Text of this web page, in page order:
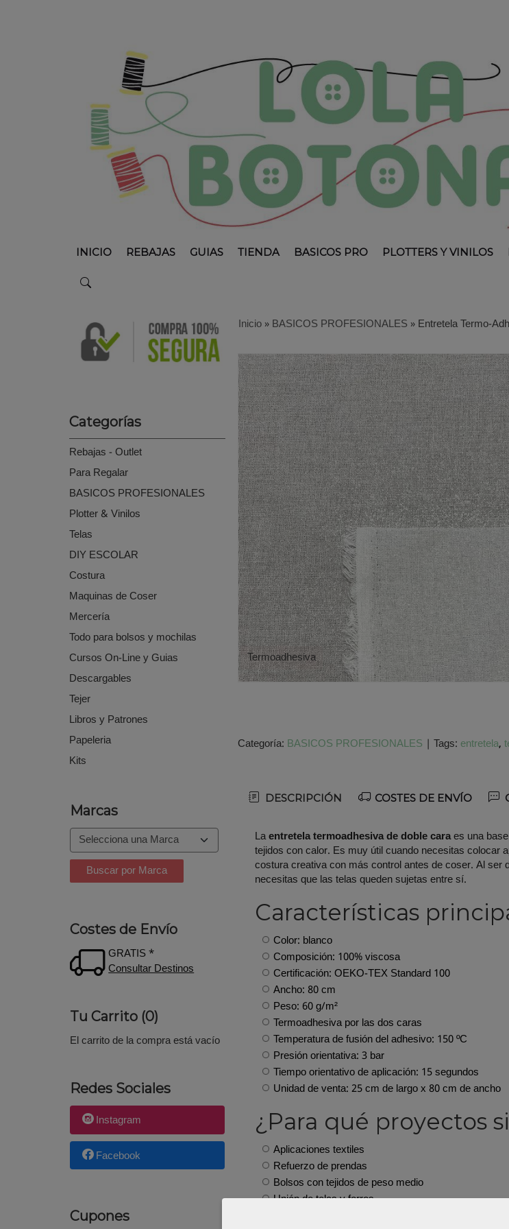
INICIO REBAJAS GUIAS TIENDA BASICOS PRO PLOTTERS Y VINILOS
Categorías
Rebajas - Outlet
Para Regalar
BASICOS PROFESIONALES
Plotter & Vinilos
Telas
DIY ESCOLAR
Costura
Maquinas de Coser
Mercería
Todo para bolsos y mochilas
Cursos On-Line y Guias
Descargables
Tejer
Libros y Patrones
Papeleria
Kits
Marcas
Costes de Envío
GRATIS *
Consultar Destinos
Tu Carrito (0)
El carrito de la compra está vacío
Redes Sociales
Instagram
Facebook
Cupones
Inicio»BASICOS PROFESIONALES »Entretela Termo-
Termoadhesiva
Categoría: BASICOS PROFESIONALES | Tags: entretela
DESCRIPCIÓN COSTES DE ENVÍO
Laentretela termoadhesiva de doble caraes una
tejidos con calor. Es muy útil cuando necesitas colocar
costura creativa con más control antes de coser. Al
necesitas que las telas queden sujetas entre sí.
Características
Color: blanco
Composición: 100% viscosa
Certificación: OEKO-TEX Standard 100
Ancho: 80 cm
Peso: 60 g/m²
Termoadhesiva por las dos caras
Temperatura de fusión del adhesivo: 150 ºC
Presión orientativa: 3 bar
Tiempo orientativo de aplicación: 15 segundos
Unidad de venta: 25 cm de largo x 80 cm de ancho
¿Para qué proyectos
Aplicaciones textiles
Refuerzo de prendas
Bolsos con tejidos de peso medio
Unión de telas y forros